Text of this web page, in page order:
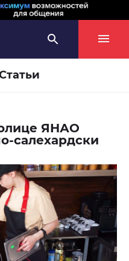
ЯНАО
салехардски